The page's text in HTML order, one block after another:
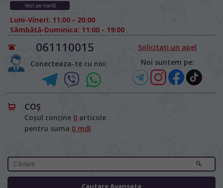
Vezi pe hartă
Luni-Vineri: 11:00 - 20:00
Sâmbătă-Duminica: 11:00 - 19:00
061110015
Conecteaza-te cu noi:
Solicitați un apel
Noi suntem pe:
COŞ
Coșul conține 0 articole
pentru suma 0 mdl
Cautare Avansata